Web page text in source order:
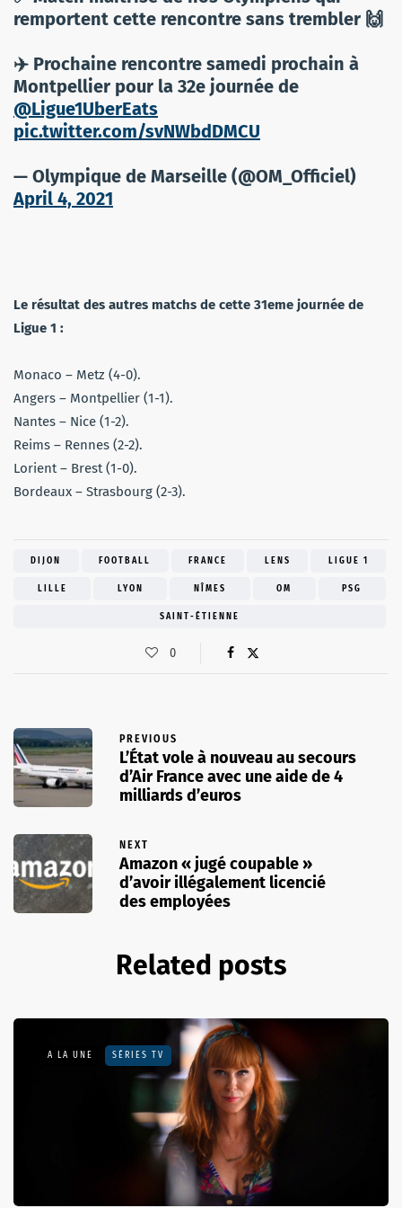
remportent cette rencontre sans trembler 🙌
✈️ Prochaine rencontre samedi prochain à
Montpellier pour la 32e journée de
@Ligue1UberEats
pic.twitter.com/svNWbdDMCU
— Olympique de Marseille (@OM_Officiel)
April 4, 2021
Le résultat des autres matchs de cette 31eme journée de
Ligue 1 :
Monaco – Metz (4-0).
Angers – Montpellier (1-1).
Nantes – Nice (1-2).
Reims – Rennes (2-2).
Lorient – Brest (1-0).
Bordeaux – Strasbourg (2-3).
DIJON FOOTBALL FRANCE LENS LIGUE 1
LILLE LYON NÎMES OM PSG
SAINT-ÉTIENNE
0
PREVIOUS
L’État vole à nouveau au secours
d’Air France avec une aide de 4
milliards d’euros
NEXT
Amazon « jugé coupable »
d’avoir illégalement licencié
des employées
Related posts
A LA UNE SÉRIES TV